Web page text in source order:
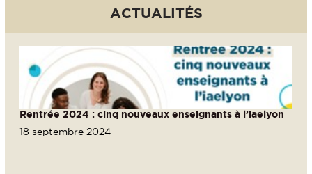
ACTUALITÉS
Rentrée 2024 : cinq nouveaux enseignants à l’iaelyon
18 septembre 2024